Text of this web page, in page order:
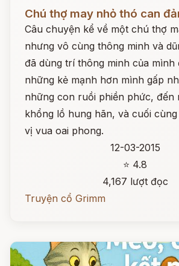
Chú thợ may nhỏ thó can
Câu chuyện kể về một chú thợ
nhưng vô cùng thông minh và
đã dùng trí thông minh của mình
những kẻ mạnh hơn mình gấp
những con ruồi phiền phức, đến
khổng lồ hung hãn, và cuối
vị vua oai phong.
12-03-2015
⭐ 4.8
4,167 lượt đọc
Truyện cổ Grimm